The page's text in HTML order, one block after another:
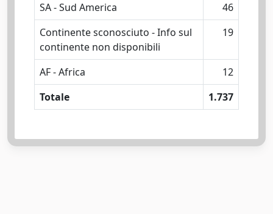
SA - Sud America
46
Continente sconosciuto - Info sul
continente non disponibili
19
AF - Africa
12
Totale
1.737